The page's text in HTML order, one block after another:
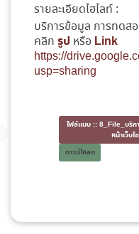
รายละเอียดไฮไลท์ :
บริการข้อมูล การทดส
คลิกรูป หรือ Link
https://
usp=sharing
ไฟล์แนบ :: 8_File_บริก
หน้าเว็บ
ดาวน์โหลด